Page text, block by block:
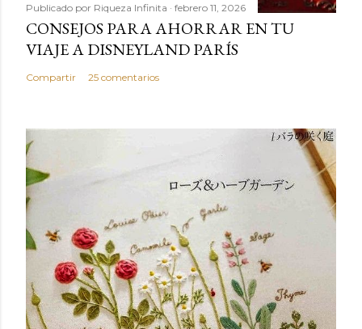
Publicado por Riqueza Infinita febrero 11, 2026
CONSEJOS PARA AHORRAR EN TU
VIAJE A DISNEYLAND PARÍS
Compartir 25 comentarios